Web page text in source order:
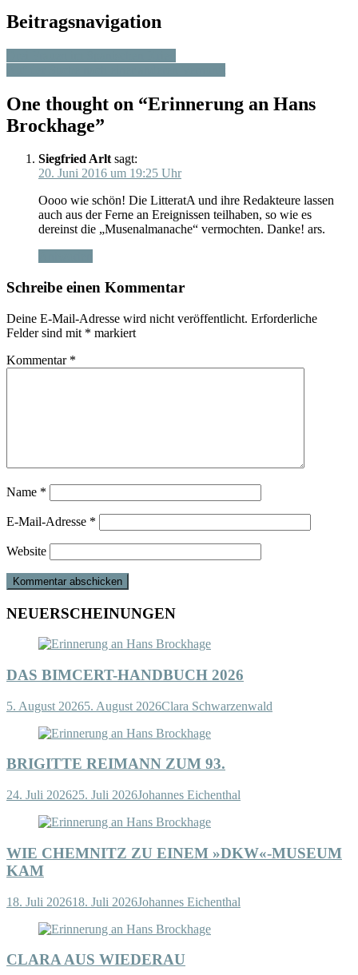
Beitragsnavigation
One thought on “Erinnerung an Hans
Brockhage”
Siegfried Arlt sagt:
20. Juni 2016 um 19:25 Uhr
Oooo wie schön! Die LitteratA und ihre Redakteure lassen
auch aus der Ferne an Ereignissen teilhaben, so wie es
dereinst die „Musenalmanache“ vermochten. Danke! ars.
Schreibe einen Kommentar
Deine E-Mail-Adresse wird nicht veröffentlicht. Erforderliche
Felder sind mit * markiert
Kommentar *
Name *
E-Mail-Adresse *
Website
NEUERSCHEINUNGEN
DAS BIMCERT-HANDBUCH 2026
5. August 20265. August 2026Clara Schwarzenwald
BRIGITTE REIMANN ZUM 93.
24. Juli 202625. Juli 2026Johannes Eichenthal
WIE CHEMNITZ ZU EINEM »DKW«-MUSEUM
KAM
18. Juli 202618. Juli 2026Johannes Eichenthal
CLARA AUS WIEDERAU